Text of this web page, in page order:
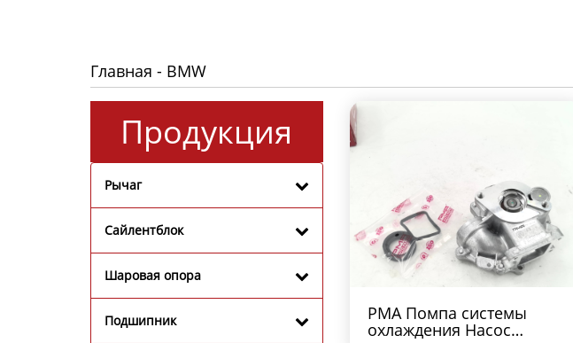
Главная - BMW
Продукция
Рычаг
Сайлентблок
Шаровая опора
Подшипник PMA Помпа системы
охлаждения Насос